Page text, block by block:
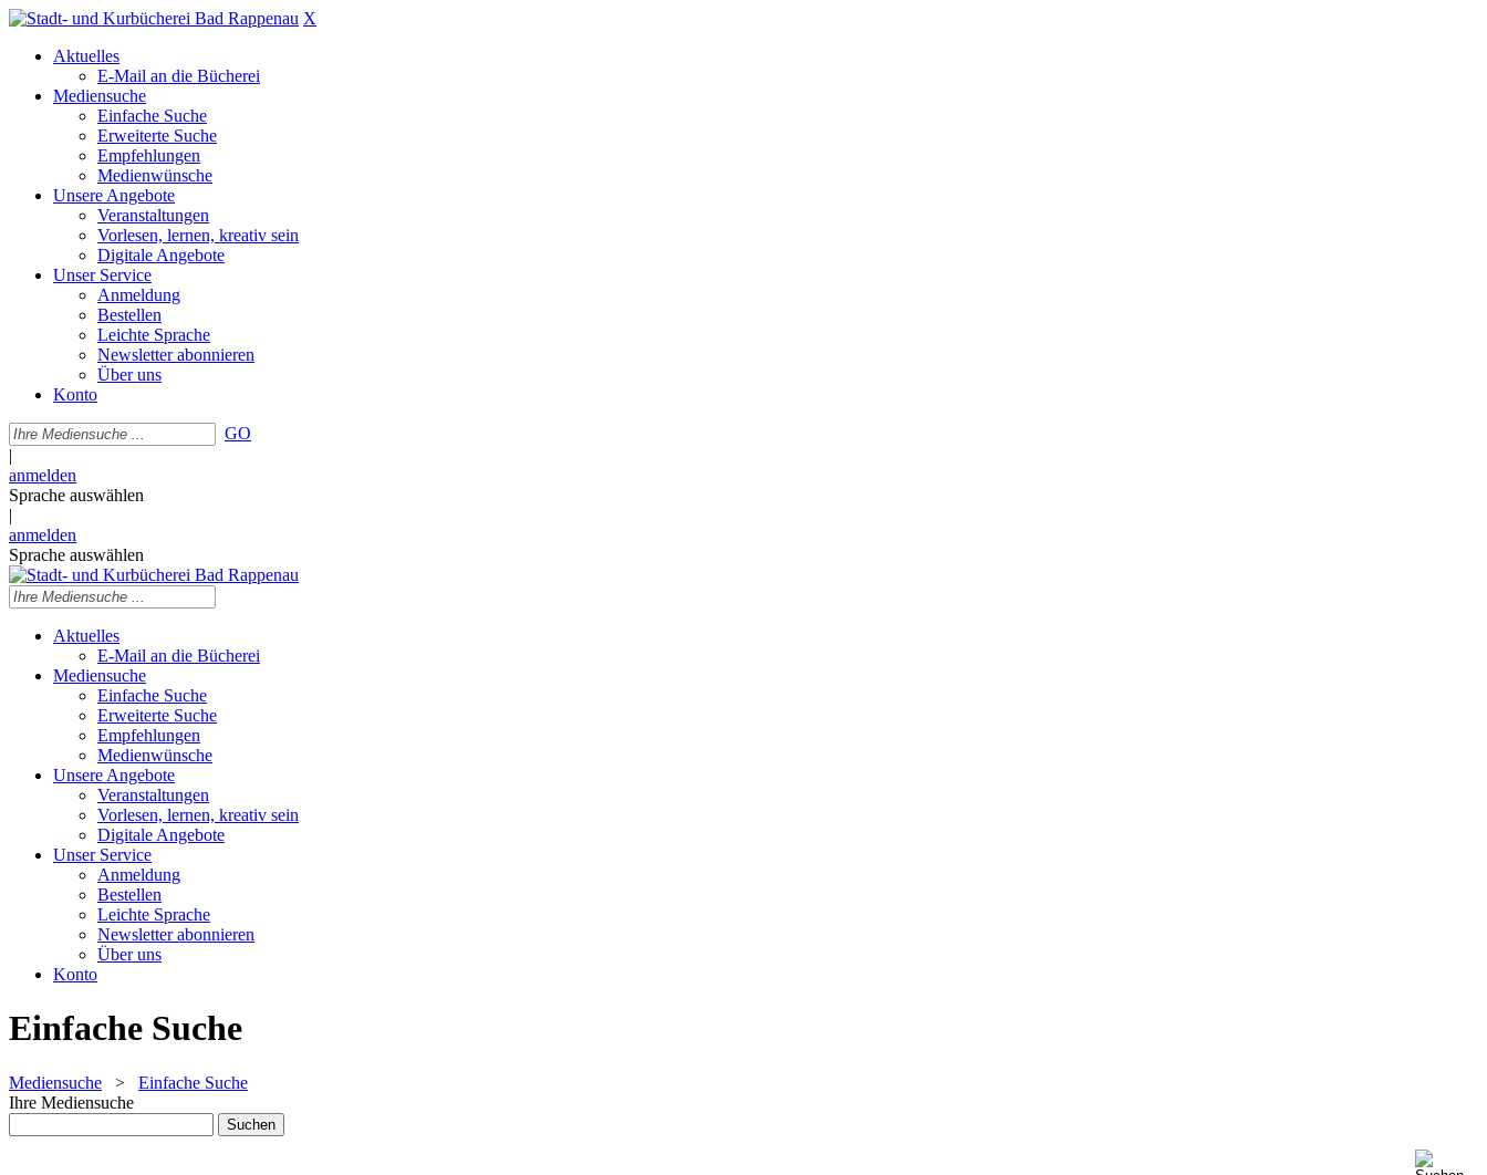
X
Aktuelles
E-Mail an die Bücherei
Mediensuche
Einfache Suche
Erweiterte Suche
Empfehlungen
Medienwünsche
Unsere Angebote
Veranstaltungen
Vorlesen, lernen, kreativ sein
Digitale Angebote
Unser Service
Anmeldung
Bestellen
Leichte Sprache
Newsletter abonnieren
Über uns
Konto
GO
|
anmelden
Sprache auswählen
|
anmelden
Sprache auswählen
Aktuelles
E-Mail an die Bücherei
Mediensuche
Einfache Suche
Erweiterte Suche
Empfehlungen
Medienwünsche
Unsere Angebote
Veranstaltungen
Vorlesen, lernen, kreativ sein
Digitale Angebote
Unser Service
Anmeldung
Bestellen
Leichte Sprache
Newsletter abonnieren
Über uns
Konto
Einfache Suche
Mediensuche > Einfache Suche
Ihre Mediensuche